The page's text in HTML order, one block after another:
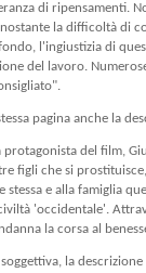
di ripensamenti.
la difficoltà di
l'ingiustizia di
del lavoro.
pagina anche la
protagonista del film,
figli che si
stessa e alla famiglia
'occidentale'.
la corsa al
la